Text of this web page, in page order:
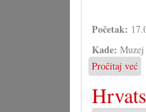
Početak:
Kade: Muzej
Pročitaj već